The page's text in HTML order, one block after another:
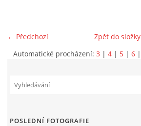
STARŠÍ PŘÍPRAVKA R 2012 + 2013
← Předchozí
Zpět do složky
Automatické procházení: 3 | 4 | 5 | 6 |
POSLEDNÍ FOTOGRAFIE